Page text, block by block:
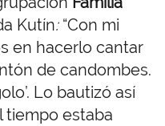
Kutín: “Con mi
en hacerlo cantar
de candombes.
Lo bautizó así
tiempo estaba